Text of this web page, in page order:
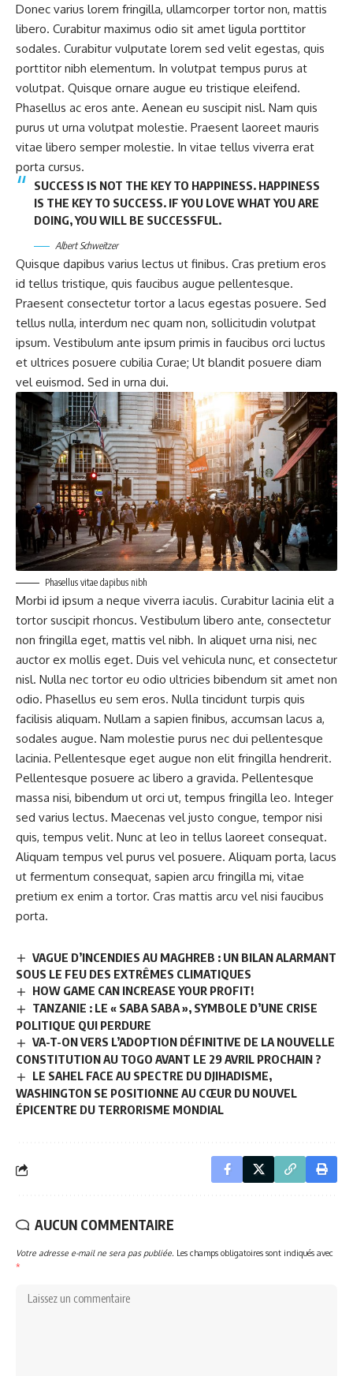
Donec varius lorem fringilla, ullamcorper tortor non, mattis
libero. Curabitur maximus odio sit amet ligula porttitor
sodales. Curabitur vulputate lorem sed velit egestas, quis
porttitor nibh elementum. In volutpat tempus purus at
volutpat. Quisque ornare augue eu tristique eleifend.
Phasellus ac eros ante. Aenean eu suscipit nisl. Nam quis
purus ut urna volutpat molestie. Praesent laoreet mauris
vitae libero semper molestie. In vitae tellus viverra erat
porta cursus.
SUCCESS IS NOT THE KEY TO HAPPINESS. HAPPINESS
IS THE KEY TO SUCCESS. IF YOU LOVE WHAT YOU ARE
DOING, YOU WILL BE SUCCESSFUL.
Albert Schweitzer
Quisque dapibus varius lectus ut finibus. Cras pretium eros
id tellus tristique, quis faucibus augue pellentesque.
Praesent consectetur tortor a lacus egestas posuere. Sed
tellus nulla, interdum nec quam non, sollicitudin volutpat
ipsum. Vestibulum ante ipsum primis in faucibus orci luctus
et ultrices posuere cubilia Curae; Ut blandit posuere diam
vel euismod. Sed in urna dui.
Phasellus vitae dapibus nibh
Morbi id ipsum a neque viverra iaculis. Curabitur lacinia elit a
tortor suscipit rhoncus. Vestibulum libero ante, consectetur
non fringilla eget, mattis vel nibh. In aliquet urna nisi, nec
auctor ex mollis eget. Duis vel vehicula nunc, et consectetur
nisl. Nulla nec tortor eu odio ultricies bibendum sit amet non
odio. Phasellus eu sem eros. Nulla tincidunt turpis quis
facilisis aliquam. Nullam a sapien finibus, accumsan lacus a,
sodales augue. Nam molestie purus nec dui pellentesque
lacinia. Pellentesque eget augue non elit fringilla hendrerit.
Pellentesque posuere ac libero a gravida. Pellentesque
massa nisi, bibendum ut orci ut, tempus fringilla leo. Integer
sed varius lectus. Maecenas vel justo congue, tempor nisi
quis, tempus velit. Nunc at leo in tellus laoreet consequat.
Aliquam tempus vel purus vel posuere. Aliquam porta, lacus
ut fermentum consequat, sapien arcu fringilla mi, vitae
pretium ex enim a tortor. Cras mattis arcu vel nisi faucibus
porta.
VAGUE D’INCENDIES AU MAGHREB : UN BILAN ALARMANT
SOUS LE FEU DES EXTRÊMES CLIMATIQUES
HOW GAME CAN INCREASE YOUR PROFIT!
TANZANIE : LE « SABA SABA », SYMBOLE D’UNE CRISE
POLITIQUE QUI PERDURE
VA-T-ON VERS L’ADOPTION DÉFINITIVE DE LA NOUVELLE
CONSTITUTION AU TOGO AVANT LE 29 AVRIL PROCHAIN ?
LE SAHEL FACE AU SPECTRE DU DJIHADISME,
WASHINGTON SE POSITIONNE AU CŒUR DU NOUVEL
ÉPICENTRE DU TERRORISME MONDIAL
AUCUN COMMENTAIRE
Votre adresse e-mail ne sera pas publiée. Les champs obligatoires sont indiqués avec
*